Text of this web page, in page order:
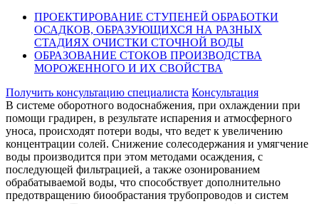
ПРОЕКТИРОВАНИЕ СТУПЕНЕЙ ОБРАБОТКИ
ОСАДКОВ, ОБРАЗУЮЩИХСЯ НА РАЗНЫХ
СТАДИЯХ ОЧИСТКИ СТОЧНОЙ ВОДЫ
ОБРАЗОВАНИЕ СТОКОВ ПРОИЗВОДСТВА
МОРОЖЕННОГО И ИХ СВОЙСТВА
Получить консультацию специалиста Консультация
В системе оборотного водоснабжения, при охлаждении при
помощи градирен, в результате испарения и атмосферного
уноса, происходят потери воды, что ведет к увеличению
концентрации солей. Снижение солесодержания и умягчение
воды производится при этом методами осаждения, с
последующей фильтрацией, а также озонированием
обрабатываемой воды, что способствует дополнительно
предотвращению биообрастания трубопроводов и систем